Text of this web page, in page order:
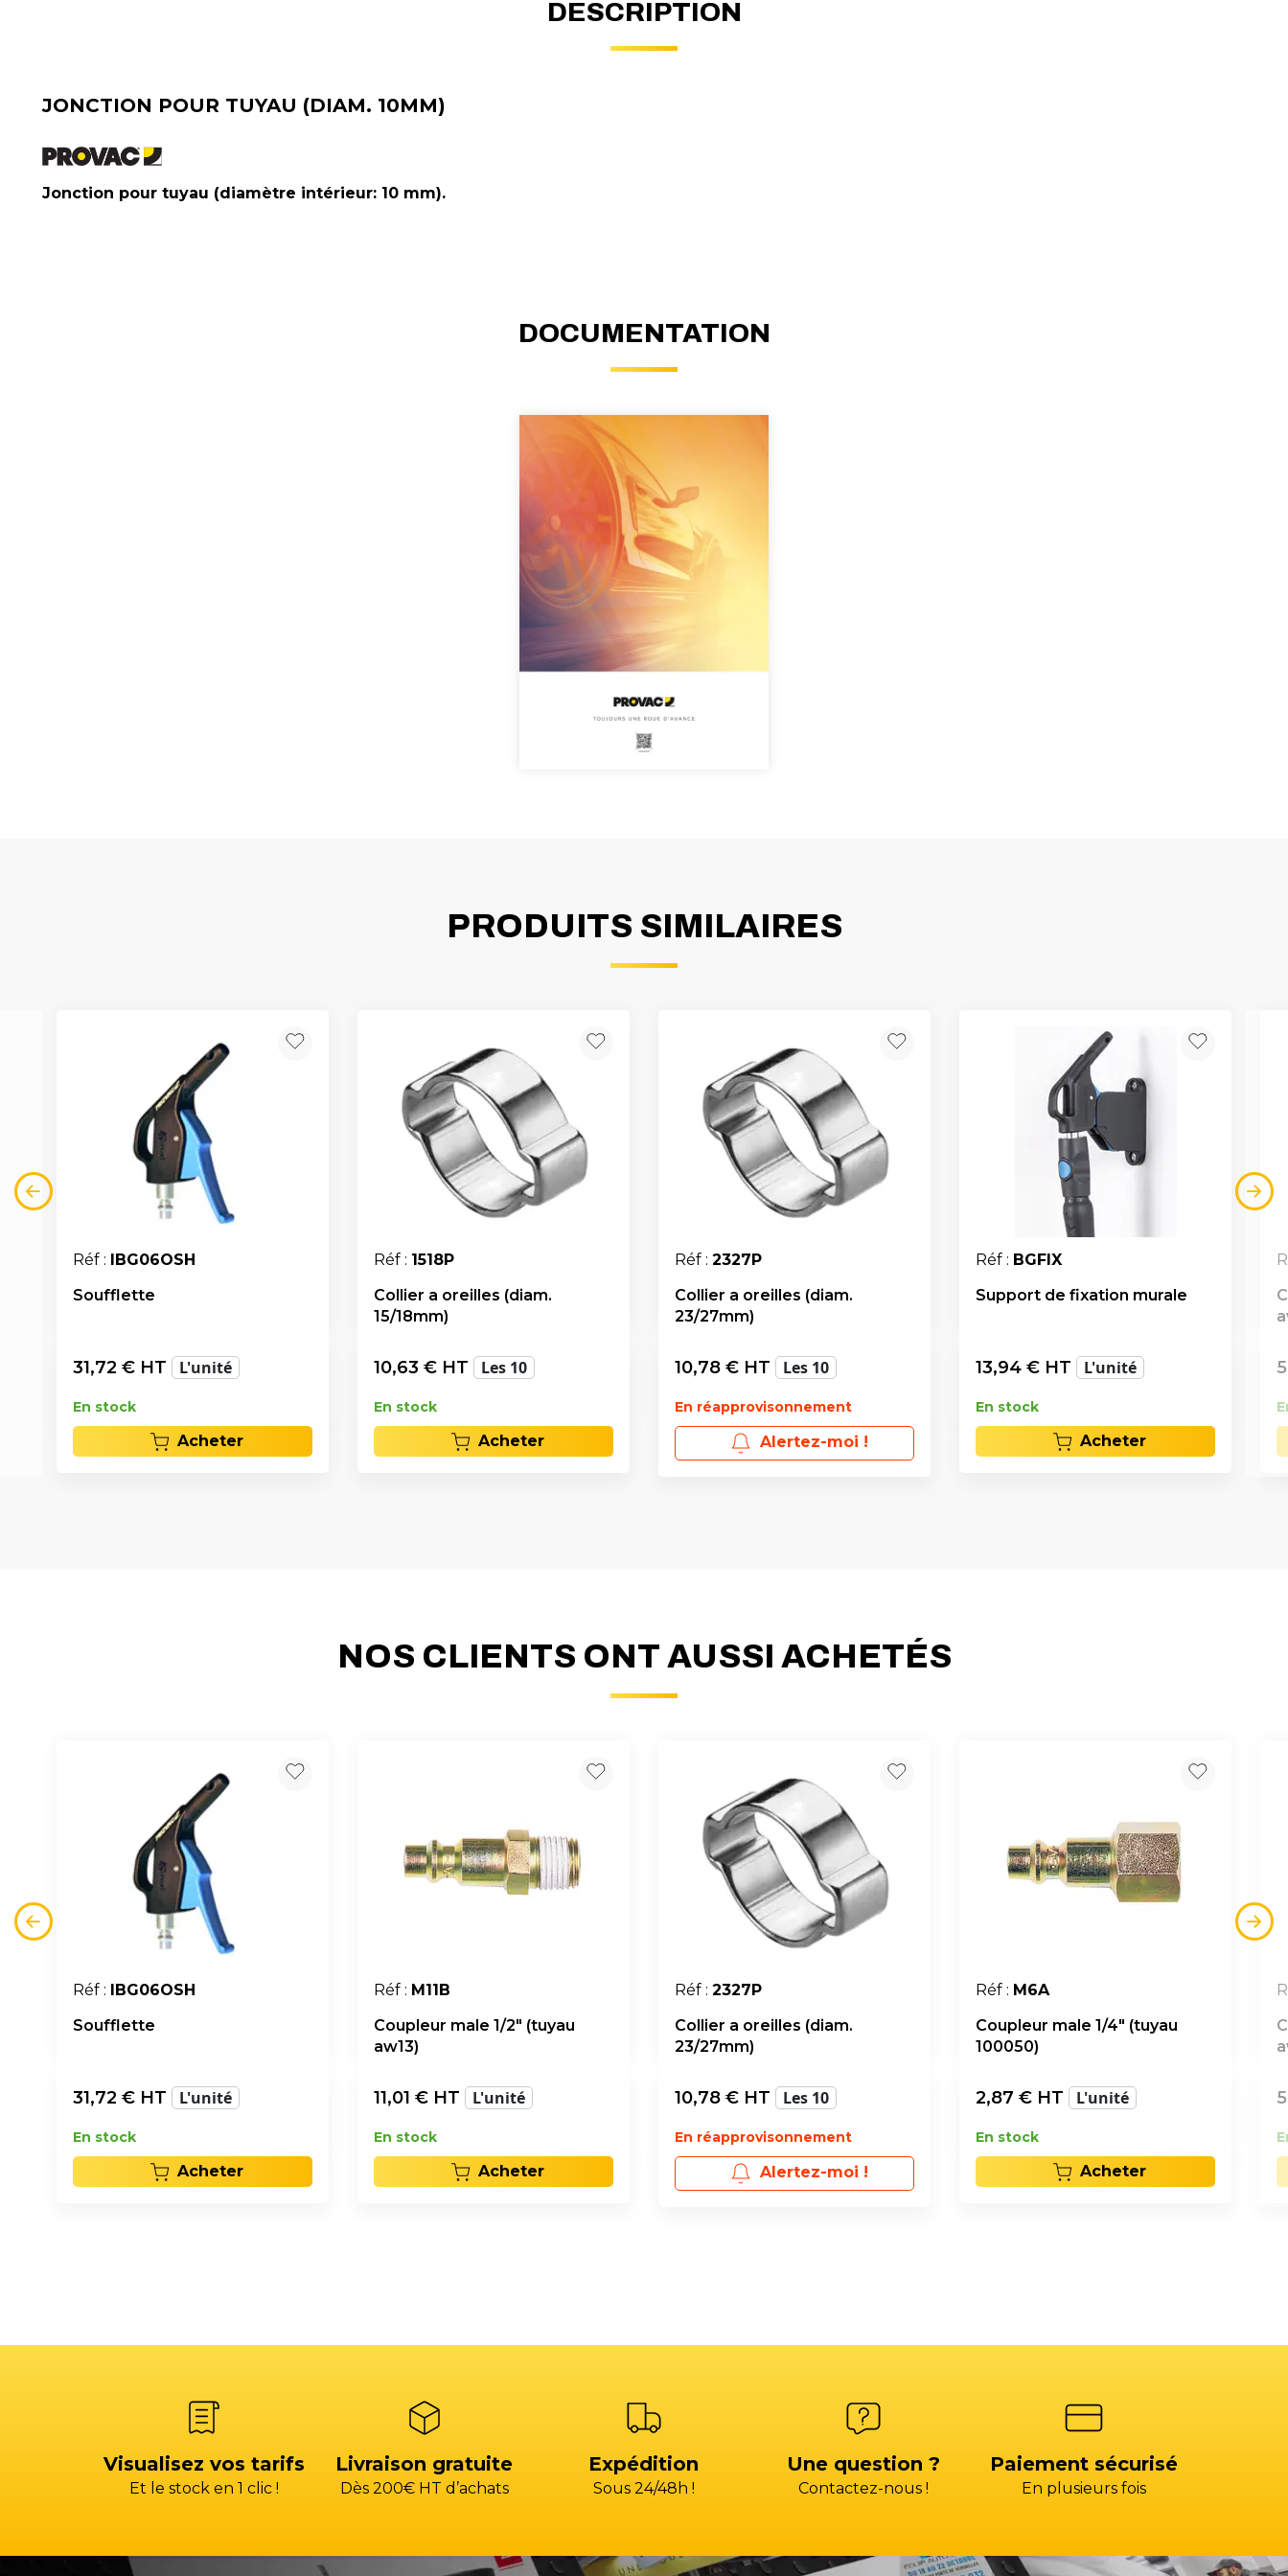
DESCRIPTION
JONCTION POUR TUYAU (DIAM. 10MM)
Jonction pour tuyau (diamètre intérieur: 10 mm).
DOCUMENTATION
PRODUITS SIMILAIRES
Réf :
IBG06OSH
Soufflette
31,72 € HT L'unité
En stock
Acheter
Réf : 1518P
Collier a oreilles (diam.
15/18mm)
10,63 € HT Les 10
En stock
Acheter
Réf : 2327P
Collier a oreilles (diam.
23/27mm)
10,78 € HT Les 10
En réapprovisonnement
Alertez-moi !
Réf : BGFIX
Support de fixation murale
13,94 € HT L'unité
En stock
Acheter
NOS CLIENTS ONT AUSSI ACHETÉS
Réf :
IBG06OSH
Soufflette
31,72 € HT L'unité
En stock
Acheter
Réf : M11B
Coupleur male 1/2" (tuyau
aw13)
11,01 € HT L'unité
En stock
Acheter
Réf : 2327P
Collier a oreilles (diam.
23/27mm)
10,78 € HT Les 10
En réapprovisonnement
Alertez-moi !
Réf : M6A
Coupleur male 1/4" (tuyau
100050)
2,87 € HT L'unité
En stock
Acheter
Visualisez vos tarifs
Et le stock en 1 clic !
Livraison gratuite
Dès 200€ HT d’achats
Expédition
Sous 24/48h !
Une question ?
Contactez-nous !
Paiement sécurisé
En plusieurs fois